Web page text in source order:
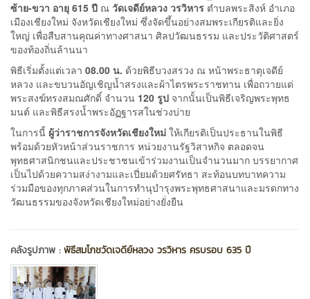
ซ้าย-ขวา อายุ 615 ปี ณ วัดเจดีย์หลวง วรวิหาร ตำบลพระสิงห์ อำเภอ
เมืองเชียงใหม่ จังหวัดเชียงใหม่ ซึ่งจัดขึ้นอย่างสมพระเกียรติและยิ่ง
ใหญ่ เพื่อสืบสานคุณค่าทางศาสนา ศิลปวัฒนธรรม และประวัติศาสตร์
ของท้องถิ่นล้านนา
พิธีเริ่มตั้งแต่เวลา 08.00 น. ด้วยพิธีบวงสรวง ณ หน้าพระธาตุเจดีย์
หลวง และขบวนอัญเชิญน้ำสรงและผ้าไตรพระราชทาน เพื่อถวายแด่
พระสงฆ์ทรงสมณศักดิ์ จำนวน 120 รูป จากนั้นเป็นพิธีเจริญพระพุทธ
มนต์ และพิธีสรงน้ำพระอัฏฐารสในช่วงบ่าย
ในการนี้ ผู้ว่าราชการจังหวัดเชียงใหม่ ให้เกียรติเป็นประธานในพิธี
พร้อมด้วยหัวหน้าส่วนราชการ หน่วยงานรัฐวิสาหกิจ ตลอดจน
พุทธศาสนิกชนและประชาชนเข้าร่วมงานเป็นจำนวนมาก บรรยากาศ
เป็นไปด้วยความสง่างามและเปี่ยมด้วยศรัทธา สะท้อนบทบาทความ
ร่วมมือของทุกภาคส่วนในการทำนุบำรุงพระพุทธศาสนาและมรดกทาง
วัฒนธรรมของจังหวัดเชียงใหม่อย่างยั่งยืน
คลังรูปภาพ :พิธีสมโภชวัดเจดีย์หลวง วรวิหาร ครบรอบ 635 ปี